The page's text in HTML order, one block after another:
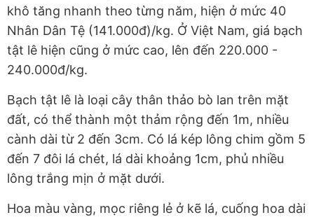
khô tăng nhanh theo từng năm, hiện ở mức 40
Nhân Dân Tệ (141.000đ)/kg. Ở Việt Nam, giá bạch
tật lê hiện cũng ở mức cao, lên đến 220.000 -
240.000đ/kg.
Bạch tật lê là loại cây thân thảo bò lan trên mặt
đất, có thể thành một thảm rộng đến 1m, nhiều
cành dài từ 2 đến 3cm. Có lá kép lông chim gồm 5
đến 7 đôi lá chét, lá dài khoảng 1cm, phủ nhiều
lông trắng mịn ở mặt dưới.
Hoa màu vàng, mọc riêng lẻ ở kẽ lá, cuống hoa dài